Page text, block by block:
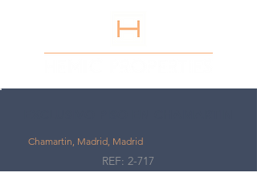
Chamartin, Madrid, Madrid
REF: 2-717